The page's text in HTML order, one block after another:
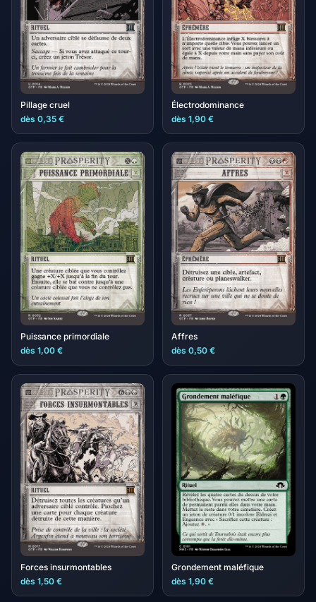
Pillage cruel
dès 0,35 €
Électrodominance
dès 1,90 €
Puissance primordiale
dès 1,00 €
Affres
dès 0,50 €
Forces insurmontables
dès 1,50 €
Grondement maléfique
dès 1,90 €